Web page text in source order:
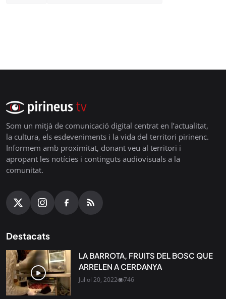
Som un mitjà de comunicació digital centrat en l’actualitat,
la cultura, els esdeveniments i la vida del territori pirinenc.
Informem amb proximitat, donant veu al territori i
apropant les notícies i continguts audiovisuals a la
comunitat.
Destacats
LA BARROTA, FRUITS DEL BOSC QUE
ARRELEN A CERDANYA
Juliol 20, 2022 746